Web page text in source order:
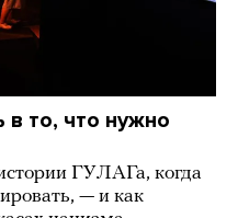
в то, что нужно
ГУЛАГа, когда
— и как